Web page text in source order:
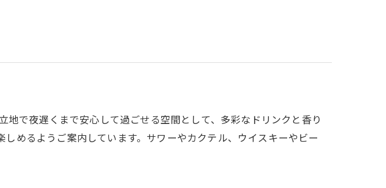
地で夜遅くまで安心して過ごせる空間として、多彩なドリンクと香り
しめるようご案内しています。サワーやカクテル、ウイスキーやビー